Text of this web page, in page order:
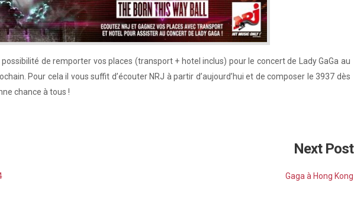
possibilité de remporter vos places (transport + hotel inclus) pour le concert de Lady GaGa au
Pour cela il vous suffit d’écouter NRJ à partir d’aujourd’hui et de composer le 3937 dès
chance à tous !
Next Post
Gaga à Hong Kong